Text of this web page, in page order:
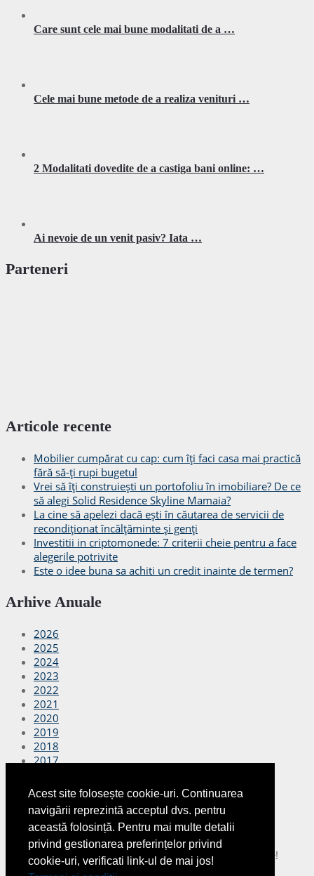
Acest site folosește cookie-uri. Continuarea
navigării reprezintă acceptul dvs. pentru
această folosință. Pentru mai multe detalii
privind gestionarea preferințelor privind
cookie-uri, verificati link-ul de mai jos!
Care sunt cele mai bune modalitati de a …
Cele mai bune metode de a realiza venituri …
2 Modalitati dovedite de a castiga bani online: …
Ai nevoie de un venit pasiv? Iata …
Parteneri
Articole recente
Mobilier cumpărat cu cap: cum îți faci casa mai practică
fără să-ți rupi bugetul
Vrei să îți construiești un portofoliu în imobiliare? De ce
să alegi Solid Residence Skyline Mamaia?
La cine să apelezi dacă ești în căutarea de servicii de
recondiționat încălțăminte și genți
Investitii in criptomonede: 7 criterii cheie pentru a face
alegerile potrivite
Este o idee buna sa achiti un credit inainte de termen?
Arhive Anuale
2026
2025
2024
2023
2022
2021
2020
2019
2018
2017
2015
2014
2013
2012
Copyright © 2026Finante AziToate drepturile rezervate!